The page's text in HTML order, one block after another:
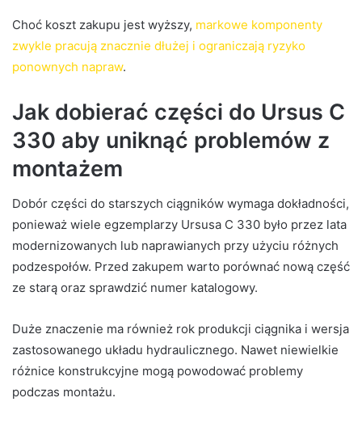
Choć koszt zakupu jest wyższy, markowe komponenty
zwykle pracują znacznie dłużej i ograniczają ryzyko
ponownych napraw.
Jak dobierać części do Ursus C
330 aby uniknąć problemów z
montażem
Dobór części do starszych ciągników wymaga dokładności,
ponieważ wiele egzemplarzy Ursusa C 330 było przez lata
modernizowanych lub naprawianych przy użyciu różnych
podzespołów. Przed zakupem warto porównać nową część
ze starą oraz sprawdzić numer katalogowy.
Duże znaczenie ma również rok produkcji ciągnika i wersja
zastosowanego układu hydraulicznego. Nawet niewielkie
różnice konstrukcyjne mogą powodować problemy
podczas montażu.